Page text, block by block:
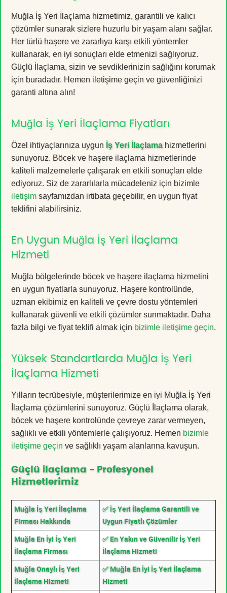
Muğla İş Yeri İlaçlama hizmetimiz, garantili ve kalıcı
çözümler sunarak sizlere huzurlu bir yaşam alanı sağlar.
Her türlü haşere ve zararlıya karşı etkili yöntemler
kullanarak, en iyi sonuçları elde etmenizi sağlıyoruz.
Güçlü İlaçlama, sizin ve sevdiklerinizin sağlığını korumak
için buradadır. Hemen iletişime geçin ve güvenliğinizi
garanti altına alın!
Muğla İş Yeri İlaçlama Fiyatları
Özel ihtiyaçlarınıza uygun İş Yeri İlaçlamahizmetlerini
sunuyoruz. Böcek ve haşere ilaçlama hizmetlerinde
kaliteli malzemelerle çalışarak en etkili sonuçları elde
ediyoruz. Siz de zararlılarla mücadeleniz için bizimle
iletişim sayfamızdan irtibata geçebilir, en uygun fiyat
teklifini alabilirsiniz.
En Uygun Muğla İş Yeri İlaçlama
Hizmeti
Muğla bölgelerinde böcek ve haşere ilaçlama hizmetini
en uygun fiyatlarla sunuyoruz. Haşere kontrolünde,
uzman ekibimiz en kaliteli ve çevre dostu yöntemleri
kullanarak güvenli ve etkili çözümler sunmaktadır. Daha
fazla bilgi ve fiyat teklifi almak için bizimle iletişime geçin.
Yüksek Standartlarda Muğla İş Yeri
İlaçlama Hizmeti
Yılların tecrübesiyle, müşterilerimize en iyi Muğla İş Yeri
İlaçlama çözümlerini sunuyoruz. Güçlü İlaçlama olarak,
böcek ve haşere kontrolünde çevreye zarar vermeyen,
sağlıklı ve etkili yöntemlerle çalışıyoruz. Hemen bizimle
iletişime geçin ve sağlıklı yaşam alanlarına kavuşun.
Güçlü İlaçlama - Profesyonel
Hizmetlerimiz
Muğla İş Yeri İlaçlama
Firması Hakkında
✅ İş Yeri İlaçlama Garantili ve
Uygun Fiyatlı Çözümler
Muğla En İyi İş Yeri
İlaçlama Firması
✅ En Yakın ve Güvenilir İş Yeri
İlaçlama Hizmeti
Muğla Onaylı İş Yeri
İlaçlama Hizmeti
✅ Muğla En İyi İş Yeri İlaçlama
Hizmeti